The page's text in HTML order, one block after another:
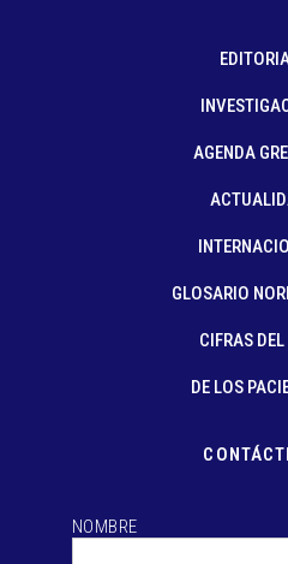
AGENDA
GLOSARIO
CIFRAS
DE LOS
NOMBRE